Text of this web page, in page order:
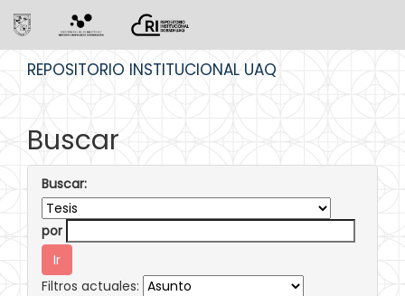
REPOSITORIO INSTITUCIONAL UAQ
Buscar
Buscar:
por
Filtros actuales: